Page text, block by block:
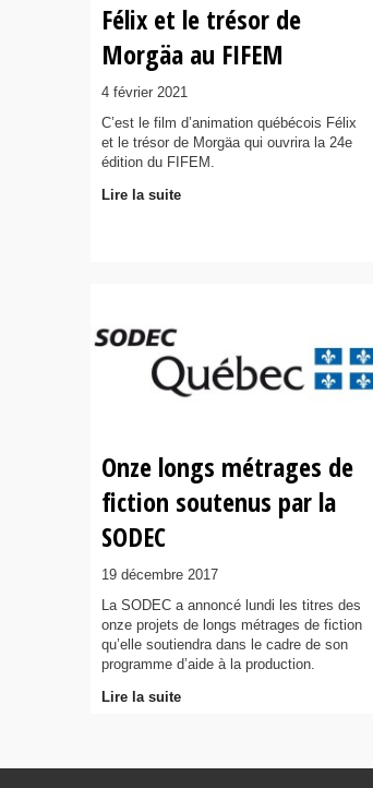
Félix et le trésor de
Morgäa au FIFEM
4 février 2021
C’est le film d’animation québécois Félix
et le trésor de Morgäa qui ouvrira la 24e
édition du FIFEM.
Lire la suite
Onze longs métrages de
fiction soutenus par la
SODEC
19 décembre 2017
La SODEC a annoncé lundi les titres des
onze projets de longs métrages de fiction
qu’elle soutiendra dans le cadre de son
programme d’aide à la production.
Lire la suite